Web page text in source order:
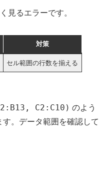
見るエラーです。
対策
セル範囲の行数を揃える
C2:C10) のよう
。データ範囲を確認して